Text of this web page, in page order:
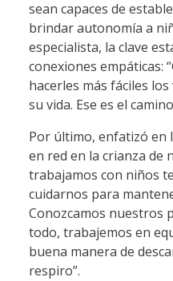
sean capaces de
brindar autonomía a
especialista, la clave
conexiones empáticas:
hacerles más fáciles
su vida. Ese es el
Por último, enfatizó en
en red en la crianza de
trabajamos con niños
cuidarnos para
Conozcamos nuestros
todo, trabajemos en
buena manera de
respiro”.